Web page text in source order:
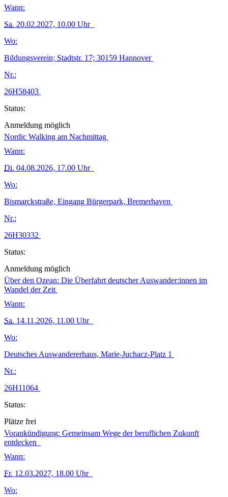
Wann:
Sa. 20.02.2027, 10.00 Uhr
Wo:
Bildungsverein; Stadtstr. 17; 30159 Hannover
Nr.:
26H58403
Status:
Anmeldung möglich
Nordic Walking am Nachmittag
Wann:
Di. 04.08.2026, 17.00 Uhr
Wo:
Bismarckstraße, Eingang Bürgerpark, Bremerhaven
Nr.:
26H30332
Status:
Anmeldung möglich
Über den Ozean: Die Überfahrt deutscher Auswander:innen im
Wandel der Zeit
Wann:
Sa. 14.11.2026, 11.00 Uhr
Wo:
Deutsches Auswandererhaus, Marie-Juchacz-Platz 1
Nr.:
26H11064
Status:
Plätze frei
Vorankündigung: Gemeinsam Wege der beruflichen Zukunft
entdecken
Wann:
Fr. 12.03.2027, 18.00 Uhr
Wo: